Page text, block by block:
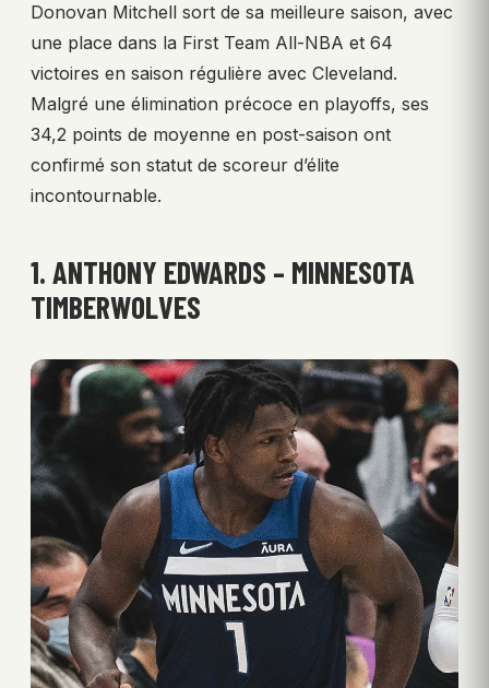
Donovan Mitchell sort de sa meilleure saison, avec
une place dans la First Team All-NBA et 64
victoires en saison régulière avec Cleveland.
Malgré une élimination précoce en playoffs, ses
34,2 points de moyenne en post-saison ont
confirmé son statut de scoreur d’élite
incontournable.
1. ANTHONY EDWARDS – MINNESOTA
TIMBERWOLVES